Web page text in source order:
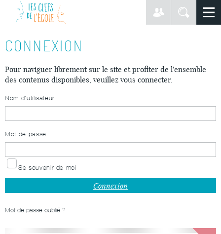
CONNEXION
Pour naviguer librement sur le site et profiter de l'ensemble
des contenus disponibles, veuillez vous connecter.
Nom d'utilisateur
Mot de passe
Se souvenir de moi
Mot de passe oublié ?